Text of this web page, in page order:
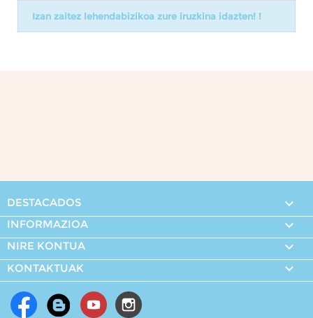
Izan zaitez lehendabizikoa zure iruzkina idazten! !
DESTACADOS 
INFORMAZIOA 
NIRE KONTUA 
KONTAKTUAK 